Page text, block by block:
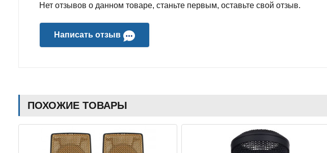
Нет отзывов о данном товаре, станьте первым, оставьте свой отзыв.
Написать отзыв
ПОХОЖИЕ ТОВАРЫ